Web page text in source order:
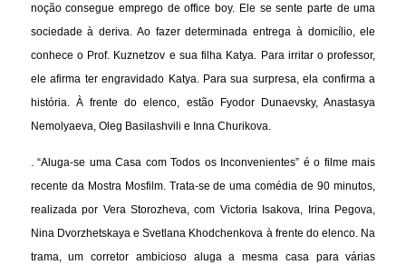
noção consegue emprego de office boy. Ele se sente parte de uma
sociedade à deriva. Ao fazer determinada entrega à domicílio, ele
conhece o Prof. Kuznetzov e sua filha Katya. Para irritar o professor,
ele afirma ter engravidado Katya. Para sua surpresa, ela confirma a
história. À frente do elenco, estão Fyodor Dunaevsky, Anastasya
Nemolyaeva, Oleg Basilashvili e Inna Churikova.
. “Aluga-se uma Casa com Todos os Inconvenientes” é o filme mais
recente da Mostra Mosfilm. Trata-se de uma comédia de 90 minutos,
realizada por Vera Storozheva, com Victoria Isakova, Irina Pegova,
Nina Dvorzhetskaya e Svetlana Khodchenkova à frente do elenco. Na
trama, um corretor ambicioso aluga a mesma casa para várias